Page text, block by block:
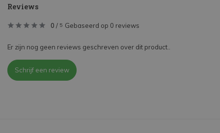
Reviews
0 / 5 Gebaseerd op 0 reviews
Er zijn nog geen reviews geschreven over dit product..
Schrijf een review